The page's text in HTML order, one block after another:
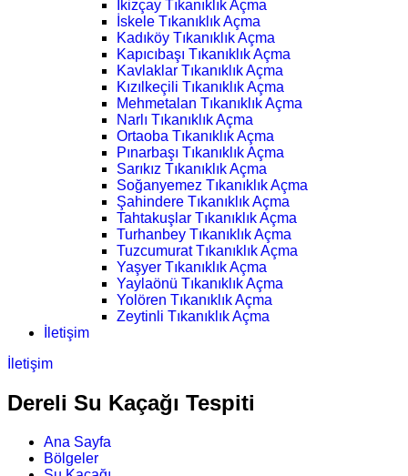
İkizçay Tıkanıklık Açma
İskele Tıkanıklık Açma
Kadıköy Tıkanıklık Açma
Kapıcıbaşı Tıkanıklık Açma
Kavlaklar Tıkanıklık Açma
Kızılkeçili Tıkanıklık Açma
Mehmetalan Tıkanıklık Açma
Narlı Tıkanıklık Açma
Ortaoba Tıkanıklık Açma
Pınarbaşı Tıkanıklık Açma
Sarıkız Tıkanıklık Açma
Soğanyemez Tıkanıklık Açma
Şahindere Tıkanıklık Açma
Tahtakuşlar Tıkanıklık Açma
Turhanbey Tıkanıklık Açma
Tuzcumurat Tıkanıklık Açma
Yaşyer Tıkanıklık Açma
Yaylaönü Tıkanıklık Açma
Yolören Tıkanıklık Açma
Zeytinli Tıkanıklık Açma
İletişim
İletişim
Dereli Su Kaçağı Tespiti
Ana Sayfa
Bölgeler